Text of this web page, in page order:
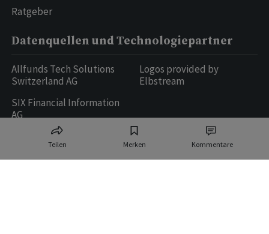
Teilen Merken Kommentare
Ratgeber
Datenquellen und Technologiepartner
Allfunds Tech Solutions
Switzerland AG
SIX Financial Information
AG
Logos provided by
Elbstream
Ringier AG | Ringier Medien Schweiz